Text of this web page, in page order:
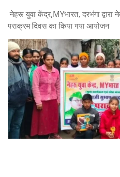
नेहरू युवा केंद्र,MYभारत, दरभंगा
पराक्रम दिवस का किया गया आयोजन